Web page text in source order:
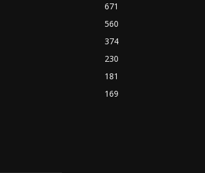
671
560
374
230
181
169